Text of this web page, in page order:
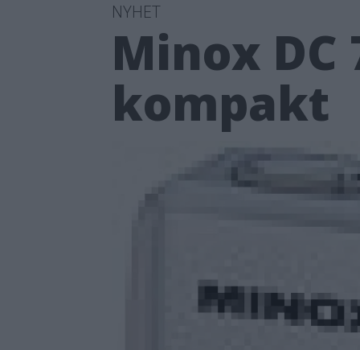
NYHET
Minox
kompakt